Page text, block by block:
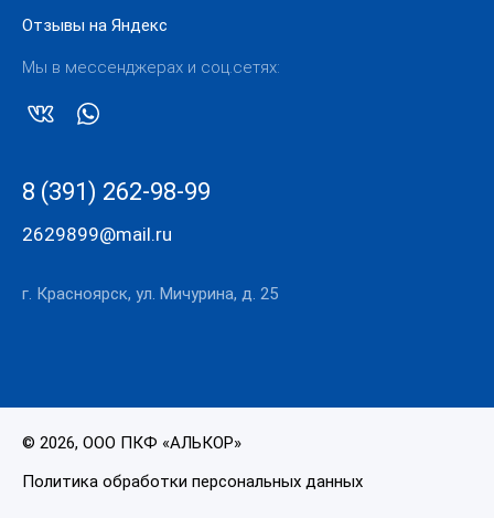
Отзывы на Яндекс
Мы в мессенджерах и соц.сетях:
8 (391) 262-98-99
2629899@mail.ru
г. Красноярск, ул. Мичурина, д. 25
© 2026, ООО ПКФ «АЛЬКОР»
Политика обработки персональных данных